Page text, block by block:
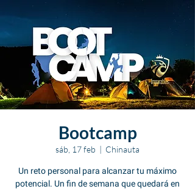
Bootcamp
sáb, 17 feb
  |
Chinauta
Un reto personal para alcanzar tu máximo
potencial. Un fin de semana que quedará en